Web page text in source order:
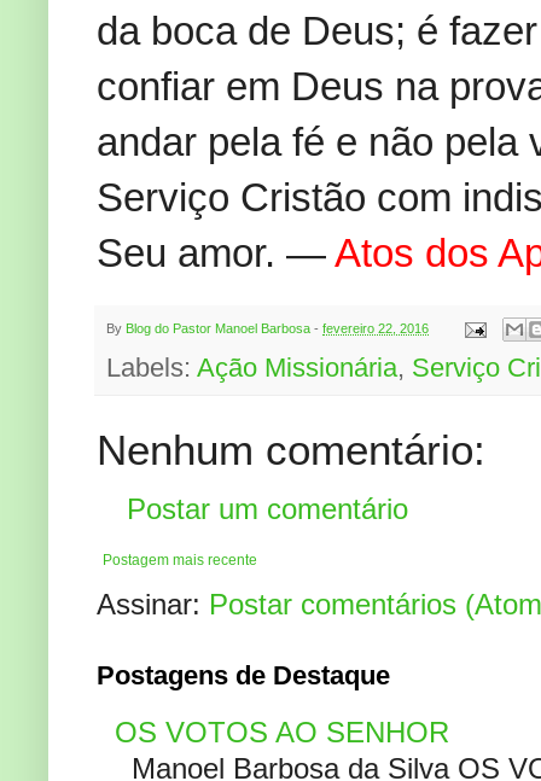
da boca de Deus; é
confiar em Deus na
andar pela fé e não pela
Serviço Cristão com
Seu amor. —Atos dos
By Blog do Pastor Manoel Barbosa - fevereiro 22, 2016
Labels: Ação Missionária, Serviço
Nenhum comentário:
Postar um comentário
Postagem mais recente
Assinar: Postar comentários
Postagens de Destaque
OS VOTOS AO SENHOR
Manoel Barbosa da Silva OS